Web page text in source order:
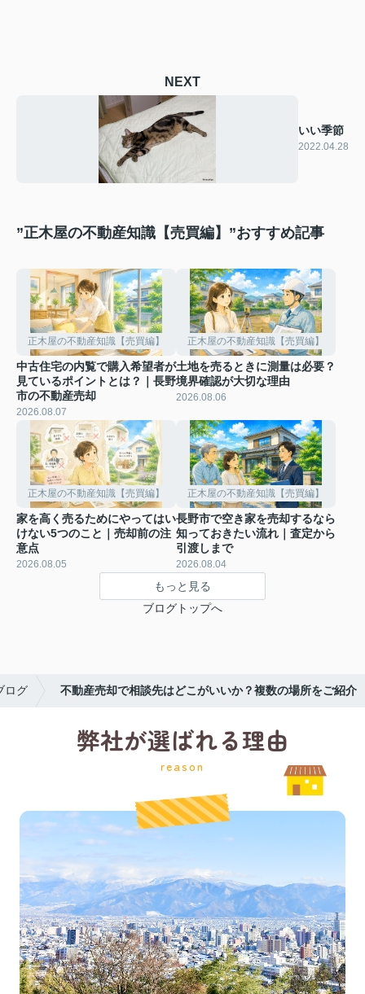
NEXT
いい季節
2022.04.28
”正木屋の不動産知識【売買編】”おすすめ記事
正木屋の不動産知識【売買編】
中古住宅の内覧で購入希望者が
見ているポイントとは？｜長野
市の不動産売却
2026.08.07
正木屋の不動産知識【売買編】
土地を売るときに測量は必要？
境界確認が大切な理由
2026.08.06
正木屋の不動産知識【売買編】
家を高く売るためにやってはい
けない5つのこと｜売却前の注
意点
2026.08.05
正木屋の不動産知識【売買編】
長野市で空き家を売却するなら
知っておきたい流れ｜査定から
引渡しまで
2026.08.04
もっと見る
ブログトップへ
ログ 不動産売却で相談先はどこがいいか？複数の場所をご紹介
弊社が選ばれる理由
reason